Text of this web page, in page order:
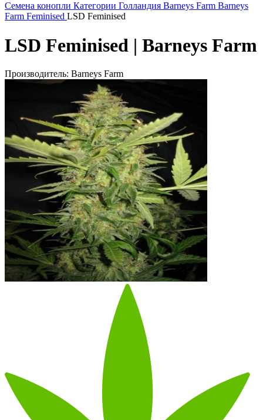
Семена конопли Категории Голландия Barneys Farm Barneys
Farm Feminised LSD Feminised
LSD Feminised | Barneys Farm
Производитель: Barneys Farm